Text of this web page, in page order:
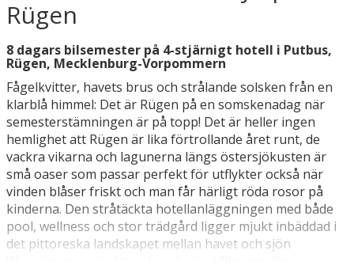
Rügen
8 dagars bilsemester på 4-stjärnigt hotell i Putbus,
Rügen, Mecklenburg-Vorpommern
Fågelkvitter, havets brus och strålande solsken från en
klarblå himmel: Det är Rügen på en somskenadag när
semesterstämningen är på topp! Det är heller ingen
hemlighet att Rügen är lika förtrollande året runt, de
vackra vikarna och lagunerna längs östersjökusten är
små oaser som passar perfekt för utflykter också när
vinden blåser friskt och man får härligt röda rosor på
kinderna. Den stråtäckta hotellanläggningen med både
pool, wellness och stor trädgård ligger mjukt inbäddad i
det pittoreska landskapet mellan havet och sjön